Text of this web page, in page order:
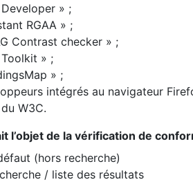
» ;
RGAA » ;
Contrast checker » ;
» ;
» ;
intégrés au navigateur
W3C.
l’objet de la vérification de
(hors recherche)
/ liste des résultats